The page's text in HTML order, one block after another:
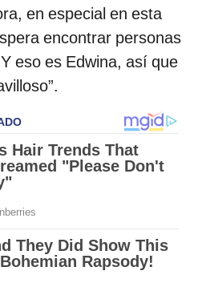
en especial en esta
encontrar personas
eso es Edwina, así que